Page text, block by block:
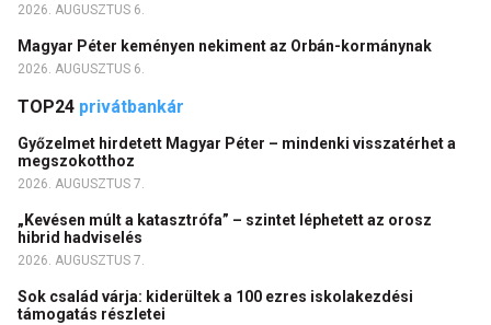
2026. AUGUSZTUS 6.
Magyar Péter keményen nekiment az Orbán-kormánynak
2026. AUGUSZTUS 6.
TOP24 privátbankár
Győzelmet hirdetett Magyar Péter – mindenki visszatérhet a
megszokotthoz
2026. AUGUSZTUS 7.
„Kevésen múlt a katasztrófa” – szintet léphetett az orosz
hibrid hadviselés
2026. AUGUSZTUS 7.
Sok család várja: kiderültek a 100 ezres iskolakezdési
támogatás részletei